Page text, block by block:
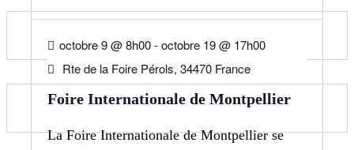
octobre 9 @ 8h00-octobre 19 @ 17h00
Rte de la Foire Pérols, 34470 France
Foire Internationale de Montpellier
La Foire Internationale de Montpellier se